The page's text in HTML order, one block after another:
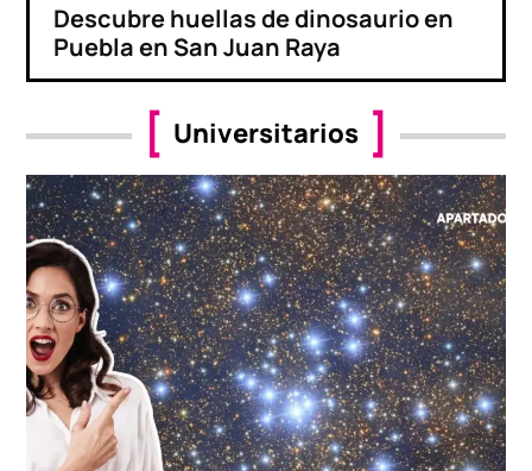
Descubre huellas de dinosaurio en
Puebla en San Juan Raya
Universitarios